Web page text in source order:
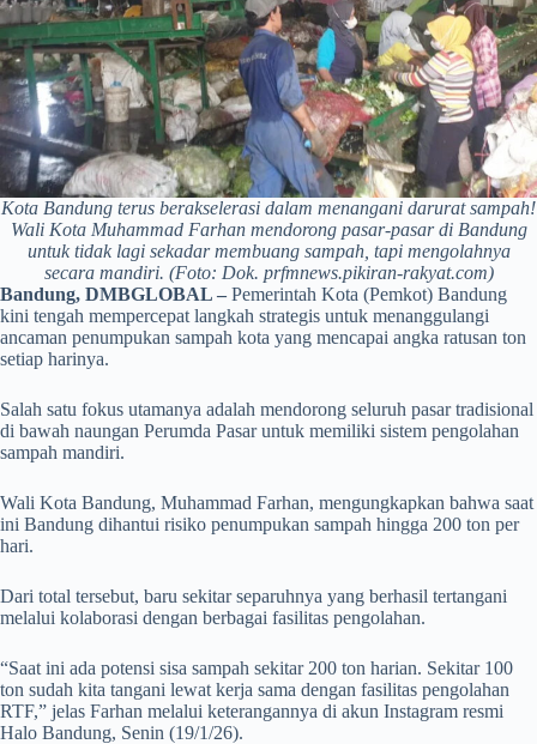
Kota Bandung terus berakselerasi dalam menangani darurat sampah!
Wali Kota Muhammad Farhan mendorong pasar-pasar di Bandung
untuk tidak lagi sekadar membuang sampah, tapi mengolahnya
secara mandiri. (Foto: Dok. prfmnews.pikiran-rakyat.com)
Bandung, DMBGLOBAL – Pemerintah Kota (Pemkot) Bandung
kini tengah mempercepat langkah strategis untuk menanggulangi
ancaman penumpukan sampah kota yang mencapai angka ratusan ton
setiap harinya.
Salah satu fokus utamanya adalah mendorong seluruh pasar tradisional
di bawah naungan Perumda Pasar untuk memiliki sistem pengolahan
sampah mandiri.
Wali Kota Bandung, Muhammad Farhan, mengungkapkan bahwa saat
ini Bandung dihantui risiko penumpukan sampah hingga 200 ton per
hari.
Dari total tersebut, baru sekitar separuhnya yang berhasil tertangani
melalui kolaborasi dengan berbagai fasilitas pengolahan.
“Saat ini ada potensi sisa sampah sekitar 200 ton harian. Sekitar 100
ton sudah kita tangani lewat kerja sama dengan fasilitas pengolahan
RTF,” jelas Farhan melalui keterangannya di akun Instagram resmi
Halo Bandung, Senin (19/1/26).